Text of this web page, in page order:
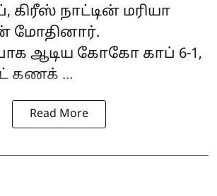
நாட்டின் மரியா
மோதினார்.
ஆடிய கோகோ காப் 6-1,
கணக் ...
Read More